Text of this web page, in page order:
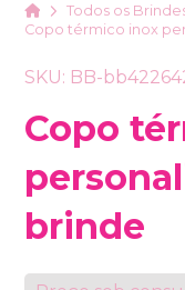
HomeTodos os
Copo térmico inox
SKU: BB-
Copo
brinde